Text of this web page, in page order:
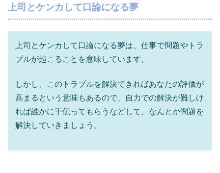
上司とケンカして口論になる夢
上司とケンカして口論になる夢は、仕事で問題やトラ
ブルが起こることを意味しています。
しかし、このトラブルを解決できればあなたの評価が
高まるという意味もあるので、自力での解決が難しけ
れば誰かに手伝ってもらうなどして、なんとか問題を
解決していきましょう。